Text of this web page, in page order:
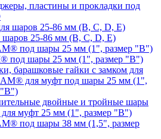
пластины и прокладки под
25-86 мм (B, C, D, E)
под шары 25 мм (1", размер "B")
барашковые гайки с замком для
для муфт под шары 25 мм (1",
"B")
двойные и тройные шары
муфт 25 мм (1", размер "B")